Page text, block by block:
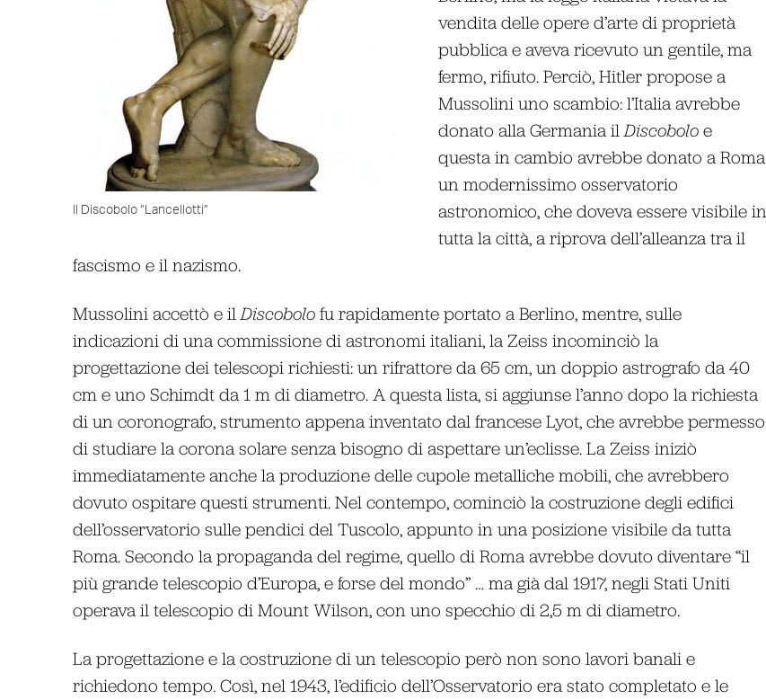
Il Discobolo “Lancellotti”
vendita delle opere d’arte di proprietà
pubblica e aveva ricevuto un gentile, ma
fermo, rifiuto. Perciò, Hitler propose a
Mussolini uno scambio: l’Italia avrebbe
donato alla Germania il Discobolo e
questa in cambio avrebbe donato a Roma
un modernissimo osservatorio
astronomico, che doveva essere visibile in
tutta la città, a riprova dell’alleanza tra il
fascismo e il nazismo.
Mussolini accettò e il Discobolofu rapidamente portato a Berlino, mentre, sulle
indicazioni di una commissione di astronomi italiani, la Zeiss incominciò la
progettazione dei telescopi richiesti: un rifrattore da 65 cm, un doppio astrografo da 40
cm e uno Schimdt da 1 m di diametro. A questa lista, si aggiunse l’anno dopo la richiesta
di un coronografo, strumento appena inventato dal francese Lyot, che avrebbe permesso
di studiare la corona solare senza bisogno di aspettare un’eclisse. La Zeiss iniziò
immediatamente anche la produzione delle cupole metalliche mobili, che avrebbero
dovuto ospitare questi strumenti. Nel contempo, cominciò la costruzione degli edifici
dell’osservatorio sulle pendici del Tuscolo, appunto in una posizione visibile da tutta
Roma. Secondo la propaganda del regime, quello di Roma avrebbe dovuto diventare “il
più grande telescopio d’Europa, e forse del mondo” … ma già dal 1917, negli Stati Uniti
operava il telescopio di Mount Wilson, con uno specchio di 2,5 m di diametro.
La progettazione e la costruzione di un telescopio però non sono lavori banali e
richiedono tempo. Così, nel 1943, l’edificio dell’Osservatorio era stato completato e le